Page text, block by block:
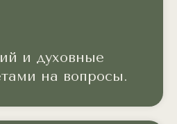
и духовные
на вопросы.